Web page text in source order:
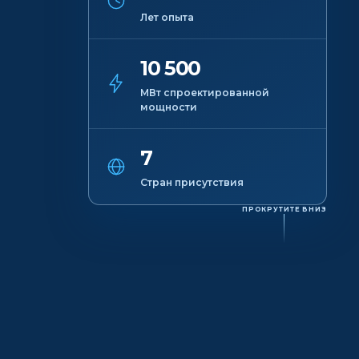
Лет опыта
10 500
МВт спроектированной
мощности
7
Стран присутствия
ПРОКРУТИТЕ ВНИЗ